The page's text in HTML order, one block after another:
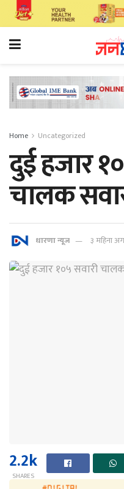
Home Uncategorized
दुई हजार
चालक
धारणा न्यूज ३ महिना
2.2k
SHARES